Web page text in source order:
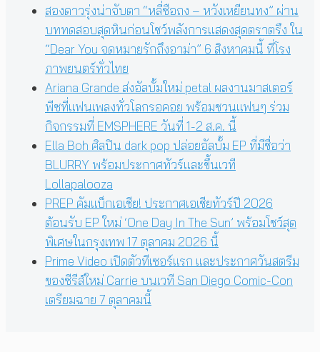
สองดาวรุ่งน่าจับตา “หลี่ซือถง – หวังเหยียนทง” ผ่าน
บททดสอบสุดหินก่อนโชว์พลังการแสดงสุดตราตรึง ใน
“Dear You จดหมายรักถึงอาม่า” 6 สิงหาคมนี้ ที่โรง
ภาพยนตร์ทั่วไทย
Ariana Grande ส่งอัลบั้มใหม่ petal ผลงานมาสเตอร์
พีซที่แฟนเพลงทั่วโลกรอคอย พร้อมชวนแฟนๆ ร่วม
กิจกรรมที่ EMSPHERE วันที่ 1-2 ส.ค. นี้
Ella Boh ศิลปิน dark pop ปล่อยอัลบั้ม EP ที่มีชื่อว่า
BLURRY พร้อมประกาศทัวร์และขึ้นเวที
Lollapalooza
PREP คัมแบ็กเอเชีย! ประกาศเอเชียทัวร์ปี 2026
ต้อนรับ EP ใหม่ ‘One Day In The Sun’ พร้อมโชว์สุด
พิเศษในกรุงเทพ 17 ตุลาคม 2026 นี้
Prime Video เปิดตัวทีเซอร์แรก และประกาศวันสตรีม
ของซีรีส์ใหม่ Carrie บนเวที San Diego Comic-Con
เตรียมฉาย 7 ตุลาคมนี้